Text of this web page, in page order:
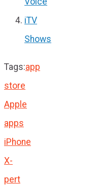
iTV
Shows
Tags:app
store
Apple
apps
iPhone
X-
pert